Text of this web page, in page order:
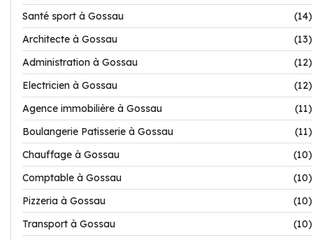
Santé sport à Gossau
(14)
Architecte à Gossau
(13)
Administration à Gossau
(12)
Electricien à Gossau
(12)
Agence immobilière à Gossau
(11)
Boulangerie Patisserie à Gossau
(11)
Chauffage à Gossau
(10)
Comptable à Gossau
(10)
Pizzeria à Gossau
(10)
Transport à Gossau
(10)